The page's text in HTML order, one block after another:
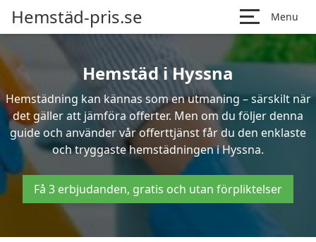
Hemstäd-pris.se Menu
Hemstäd i Hyssna
Hemstädning kan kännas som en utmaning – särskilt när
det gäller att jämföra offerter. Men om du följer denna
guide och använder vår offerttjänst får du den enklaste
och tryggaste hemstädningen i Hyssna.
Få 3 erbjudanden, gratis och utan förpliktelser